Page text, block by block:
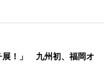
展！」 九州初、福岡オ